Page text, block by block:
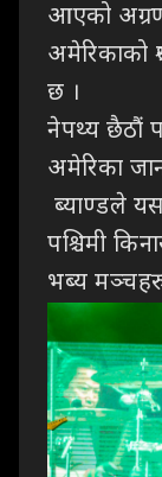
आएको
अमेरिकाको
छ ।
नेपथ्य छैठौं
अमेरिका
ब्याण्डले
पश्चिमी
भब्य